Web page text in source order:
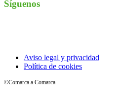
Síguenos
Aviso legal y privacidad
Política de cookies
©Comarca a Comarca